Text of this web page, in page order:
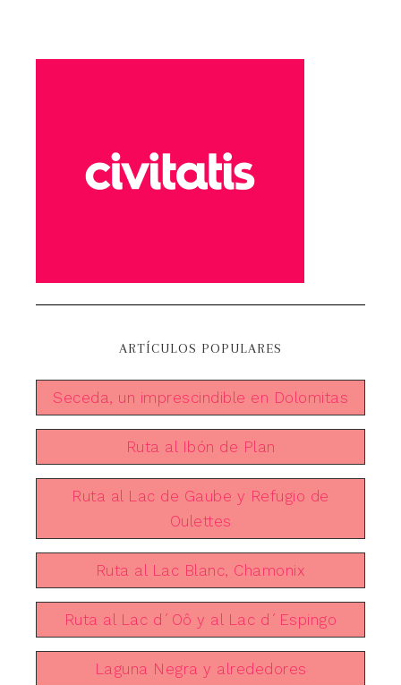
ARTÍCULOS POPULARES
Seceda, un imprescindible en Dolomitas
Ruta al Ibón de Plan
Ruta al Lac de Gaube y Refugio de
Oulettes
Ruta al Lac Blanc, Chamonix
Ruta al Lac d´Oô y al Lac d´Espingo
Laguna Negra y alrededores